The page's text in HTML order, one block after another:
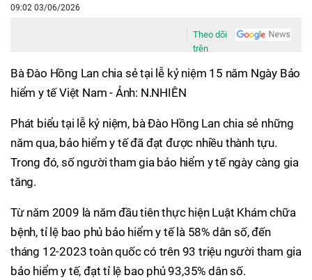
09:02 03/06/2026
Theo dõi
trên
Bà Đào Hồng Lan chia sẻ tại lễ kỷ niệm 15 năm Ngày Bảo
hiểm y tế Việt Nam - Ảnh: N.NHIÊN
Phát biểu tại lễ kỷ niệm, bà Đào Hồng Lan chia sẻ những
năm qua, bảo hiểm y tế đã đạt được nhiều thành tựu.
Trong đó, số người tham gia bảo hiểm y tế ngày càng gia
tăng.
Từ năm 2009 là năm đầu tiên thực hiện Luật Khám chữa
bệnh, tỉ lệ bao phủ bảo hiểm y tế là 58% dân số, đến
tháng 12-2023 toàn quốc có trên 93 triệu người tham gia
bảo hiểm y tế, đạt tỉ lệ bao phủ 93,35% dân số.